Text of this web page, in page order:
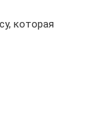
которая